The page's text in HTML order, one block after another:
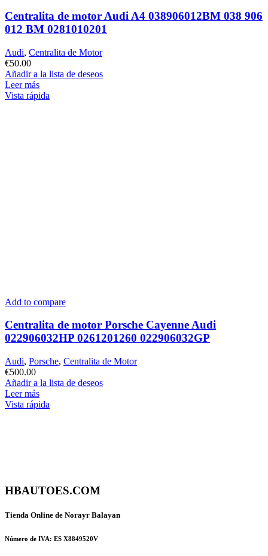
Centralita de motor Audi A4 038906012BM 038 906
012 BM 0281010201
Audi, Centralita de Motor
€50.00
Añadir a la lista de deseos
Leer más
Vista rápida
Add to compare
Centralita de motor Porsche Cayenne Audi
022906032HP 0261201260 022906032GP
Audi, Porsche, Centralita de Motor
€500.00
Añadir a la lista de deseos
Leer más
Vista rápida
HBAUTOES.COM
Tienda Online de Norayr Balayan
Número de IVA: ES X8849520V